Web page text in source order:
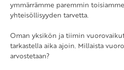
ymmärrämme paremmin
yhteisöllisyyden tarvetta.
Oman yksikön ja tiimin
tarkastella aika ajoin. Millaista
arvostetaan?